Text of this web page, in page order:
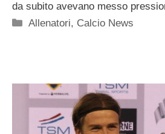
da subito avevano messo
Categorie
Allenatori, Calcio News